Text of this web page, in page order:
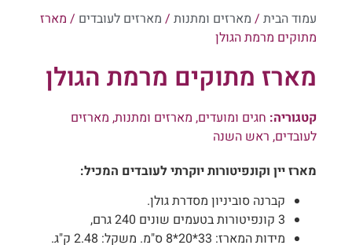
עמוד הבית/מארזים ומתנות/מארזים לעובדים/ מארז
מתוקים מרמת הגולן
מארז מתוקים מרמת הגולן
קטגוריה:חגים ומועדים,מארזים ומתנות,מארזים
לעובדים,ראש השנה
מארז יין וקונפיטורות יוקרתי לעובדים המכיל:
קברנה סוביניון מסדרת גולן.
3 קונפיטורות בטעמים שונים 240 גרם,
מידות המארז: 33*20*8 ס"מ. משקל: 2.48 ק"ג.